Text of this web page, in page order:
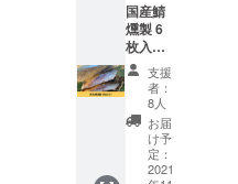
国産鯖
燻製 6
枚入り
をお届
けしま
す。 ※
送料込
みのお
値段で
す。
支援
者：
8人
お届
け予
定：
2021